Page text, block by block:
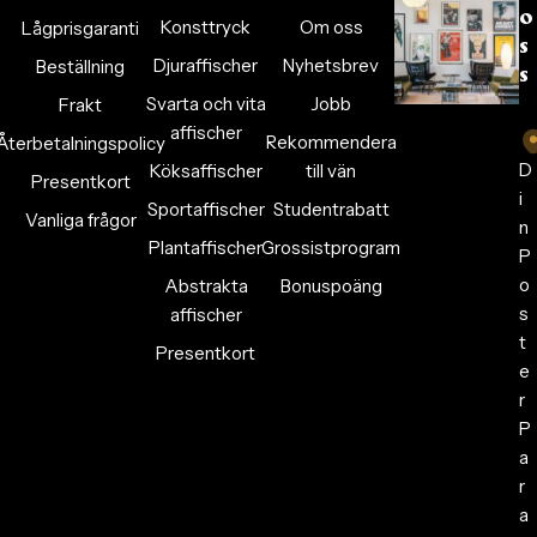
Lågprisgaranti
Beställning
Frakt
Presentkort
Vanliga frågor
Konsttryck
Djuraffischer
Svarta och vita
affischer
Köksaffischer
Sportaffischer
Plantaffischer
Abstrakta
affischer
Presentkort
Om oss
Nyhetsbrev
Jobb
Rekommendera
till vän
Studentrabatt
Grossistprogram
Bonuspoäng
o
s
s
D
i
n
P
o
s
t
e
r
P
a
r
a